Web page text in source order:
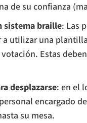
de su confianza
sistema braille: Las
a utilizar una
Estas
desplazarse: en el
encargado
su mesa.